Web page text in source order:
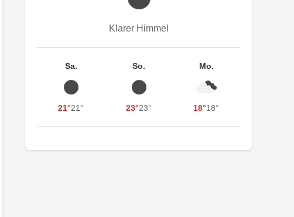
Klarer Himmel
Sa.
21°21°
So.
23°23°
Mo.
18°18°